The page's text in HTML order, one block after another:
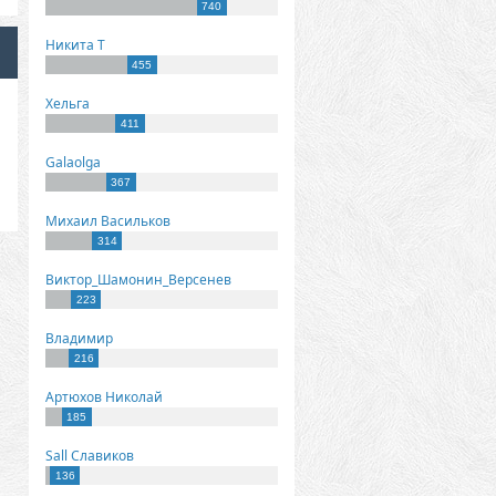
740
Никита Т
455
Хельга
411
Galaolga
367
Михаил Васильков
314
Виктор_Шамонин_Версенев
223
Владимир
216
Артюхов Николай
185
Sall Славиков
136